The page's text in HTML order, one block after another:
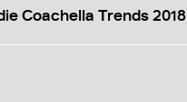
Coachella Trends 2018